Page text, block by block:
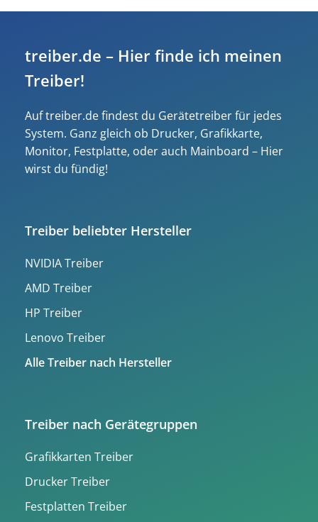
treiber.de – Hier finde ich meinen
Treiber!
Auf treiber.de findest du Gerätetreiber für jedes
System. Ganz gleich ob Drucker, Grafikkarte,
Monitor, Festplatte, oder auch Mainboard – Hier
wirst du fündig!
Treiber beliebter Hersteller
NVIDIA Treiber
AMD Treiber
HP Treiber
Lenovo Treiber
Alle Treiber nach Hersteller
Treiber nach Gerätegruppen
Grafikkarten Treiber
Drucker Treiber
Festplatten Treiber